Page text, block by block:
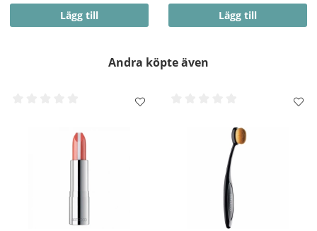
Lägg till Lägg till
Andra köpte även